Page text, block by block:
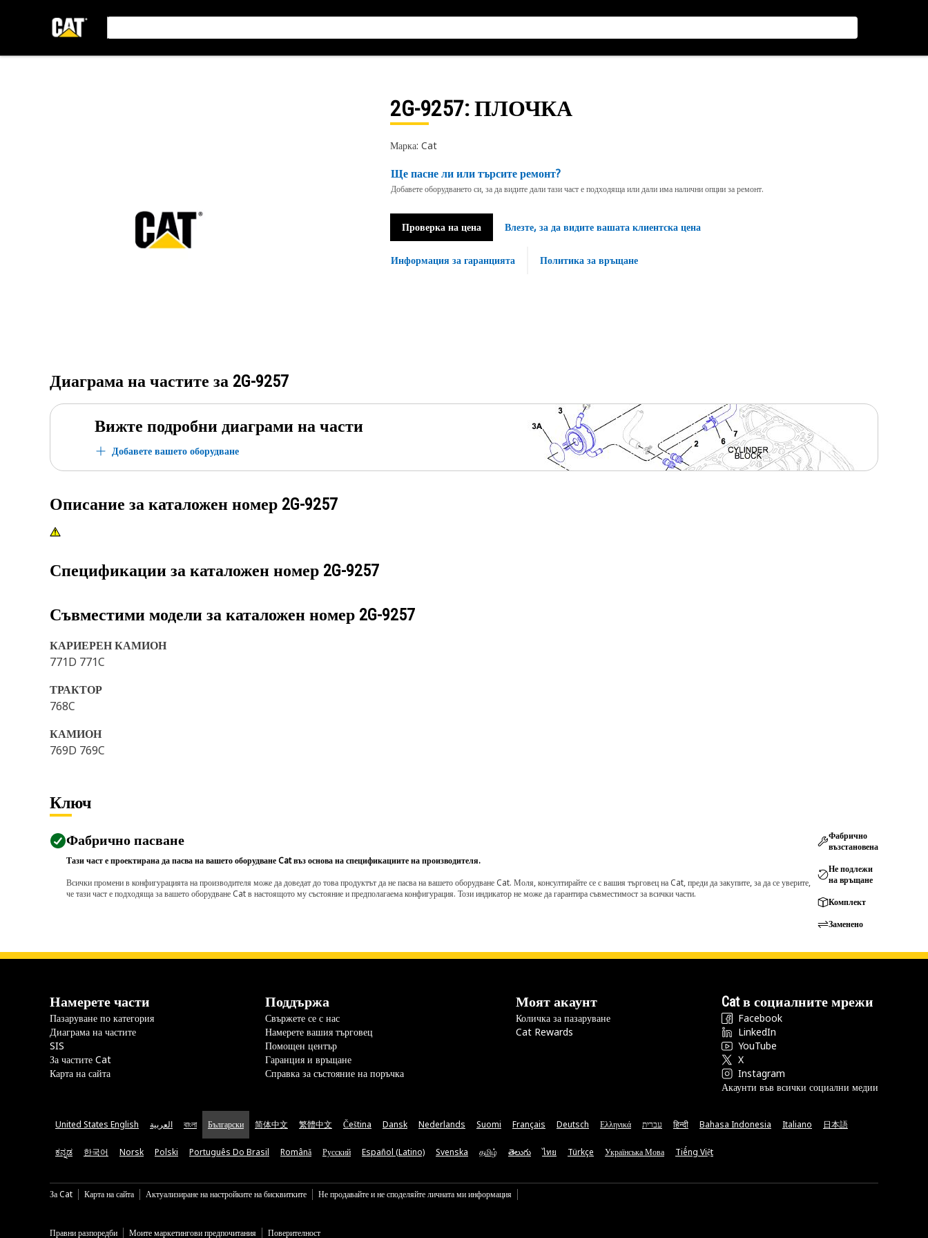
2G-9257: ПЛОЧКА
Марка: Cat
Ще пасне ли или търсите ремонт?
Добавете оборудването си, за да видите дали тази част е подходяща или дали има налични опции за ремонт.
Проверка на цена Влезте, за да видите вашата клиентска цена
Информация за гаранцията Политика за връщане
Диаграма на частите за 2G-9257
Вижте подробни диаграми на части
Добавете вашето оборудване
Описание за каталожен номер 2G-9257
Спецификации за каталожен номер 2G-9257
Съвместими модели за каталожен номер 2G-9257
КАРИЕРЕН КАМИОН
771D 771C
ТРАКТОР
768C
КАМИОН
769D 769C
Ключ
Фабрично пасване
Тази част е проектирана да пасва на вашето оборудване Cat въз основа на спецификациите на производителя.
Всички промени в конфигурацията на производителя може да доведат до това продуктът да не пасва на вашето оборудване Cat. Моля, консултирайте се с вашия търговец на Cat, преди да закупите, за да се уверите,
че тази част е подходяща за вашето оборудване Cat в настоящото му състояние и предполагаема конфигурация. Този индикатор не може да гарантира съвместимост за всички части.
Фабрично
възстановена
Не подлежи
на връщане
Комплект
Заменено
Намерете части
Пазаруване по категория
Диаграма на частите
SIS
За частите Cat
Карта на сайта
Поддържа
Свържете се с нас
Намерете вашия търговец
Помощен център
Гаранция и връщане
Справка за състояние на поръчка
Моят акаунт
Количка за пазаруване
Cat Rewards
Cat в социалните мрежи
Facebook
LinkedIn
YouTube
X
Instagram
Акаунти във всички социални медии
United States English العربية বাংলা Български 简体中文 繁體中文 Čeština Dansk Nederlands Suomi Français Deutsch Ελληνικά עברית हिन्दी Bahasa Indonesia Italiano 日本語
ಕನ್ನಡ 한국어 Norsk Polski Português Do Brasil Română Русский Español (Latino) Svenska தமிழ் తెలుగు ไทย Türkçe Українська Мова Tiếng Việt
За Cat Карта на сайта Актуализиране на настройките на бисквитките Не продавайте и не споделяйте личната ми информация
Правни разпоредби Моите маркетингови предпочитания Поверителност